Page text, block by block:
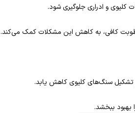
کافی، به کاهش این مشکلات کمک می‌کند.
تشکیل سنگ‌های کلیوی کاهش یابد.
بهبود ببخشد.